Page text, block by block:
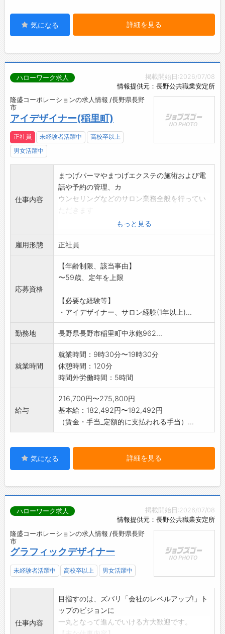
気になる 詳細を見る
掲載開始日:2026/07/08
情報提供元：長野公共職業安定所
ハローワーク求人
隆盛コーポレーションの求人情報 /長野県長野
市
アイデザイナー(稲里町)
正社員 未経験者活躍中
高校卒以上
男女活躍中
仕事内容
まつげパーマやまつげエクステの施術および電
話や予約の管理、カ
ウンセリングなどのサロン業務全般を行ってい
*美容師免許を活かせます!
*腰痛や手荒れで美容師をあきらめてしまった方
*美容師のお仕事から少し離れてブランクのある
方
*研修制度が充実しているので、自信を持って施
術ができるように
*お客様の目元を美しく仕上げ、喜んでいただけ
ることがやりがい
であり、キレイになりたいという方の気持ちを
お手伝いできる素敵
【変更範囲:変更なし】
もっと見る
雇用形態 正社員
応募資格
【年齢制限、該当事由】
〜59歳、定年を上限
【必要な経験等】
・アイデザイナー、サロン経験(1年以上)...
勤務地 長野県長野市稲里町中氷鉋962...
就業時間
就業時間：9時30分〜19時30分
休憩時間：120分
時間外労働時間：5時間
給与
216,700円〜275,800円
基本給：182,492円〜182,492円
（賃金・手当_定額的に支払われる手当）...
気になる 詳細を見る
掲載開始日:2026/07/08
情報提供元：長野公共職業安定所
ハローワーク求人
隆盛コーポレーションの求人情報 /長野県長野
市
グラフィックデザイナー
未経験者活躍中 高校卒以上 男女活躍中
仕事内容
目指すのは、ズバリ「会社のレベルアップ!」ト
ップのビジョンに
一丸となって進んでいける方大歓迎です。